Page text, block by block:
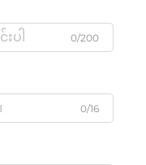
0/200
0/16